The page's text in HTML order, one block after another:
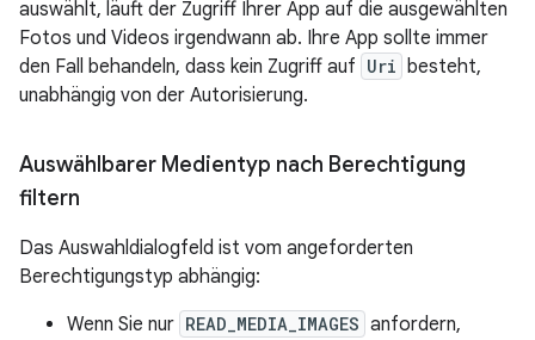
auswählt, läuft der Zugriff Ihrer App auf die ausgewählten
Fotos und Videos irgendwann ab. Ihre App sollte immer
den Fall behandeln, dass kein Zugriff auf Uri besteht,
unabhängig von der Autorisierung.
Auswählbarer Medientyp nach Berechtigung
filtern
Das Auswahldialogfeld ist vom angeforderten
Berechtigungstyp abhängig:
Wenn Sie nur READ_MEDIA_IMAGES anfordern,